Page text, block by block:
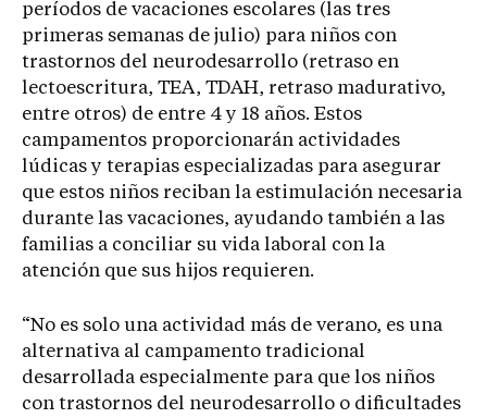
períodos de vacaciones escolares (las tres
primeras semanas de julio) para niños con
trastornos del neurodesarrollo (retraso en
lectoescritura, TEA, TDAH, retraso madurativo,
entre otros) de entre 4 y 18 años. Estos
campamentos proporcionarán actividades
lúdicas y terapias especializadas para asegurar
que estos niños reciban la estimulación necesaria
durante las vacaciones, ayudando también a las
familias a conciliar su vida laboral con la
atención que sus hijos requieren.
“No es solo una actividad más de verano, es una
alternativa al campamento tradicional
desarrollada especialmente para que los niños
con trastornos del neurodesarrollo o dificultades